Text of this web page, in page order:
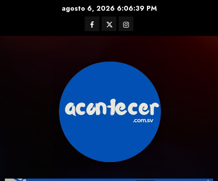
agosto 6, 2026 6:06:40 PM
Facebook
TwitterInstagram